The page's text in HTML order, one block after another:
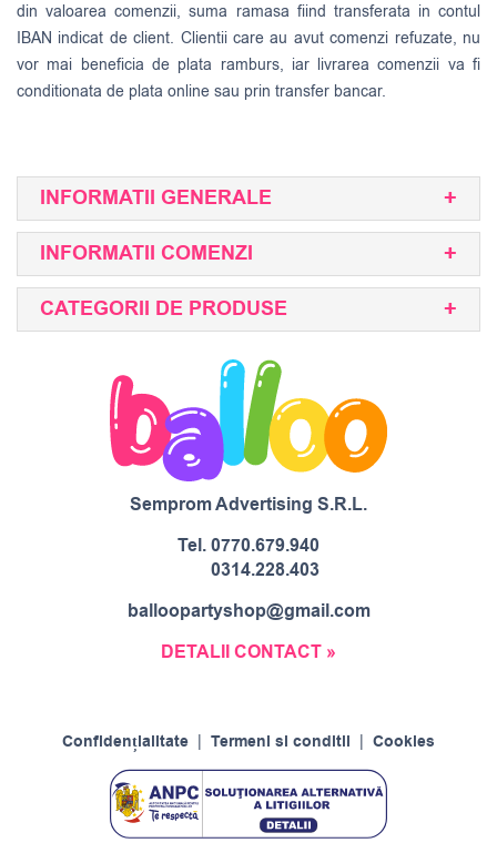
din valoarea comenzii, suma ramasa fiind transferata in contul
IBAN indicat de client. Clientii care au avut comenzi refuzate, nu
vor mai beneficia de plata ramburs, iar livrarea comenzii va fi
conditionata de plata online sau prin transfer bancar.
INFORMATII GENERALE
INFORMATII COMENZI
CATEGORII DE PRODUSE
Semprom Advertising S.R.L.
Tel.0770.679.940
0314.228.403
balloopartyshop@gmail.com
DETALII CONTACT »
Confidențialitate Termeni si conditii Cookies